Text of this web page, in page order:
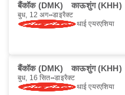
बैंकॉक (DMK) काऊशुंग (KHH)
बुध, 12 अग॰ डाइरैक्ट
थाई एयरएशिया
बैंकॉक (DMK) काऊशुंग (KHH)
बुध, 16 सित॰ डाइरैक्ट
थाई एयरएशिया